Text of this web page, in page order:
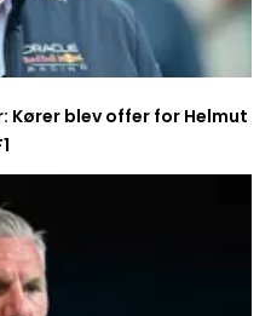
Kører blev offer for Helmut